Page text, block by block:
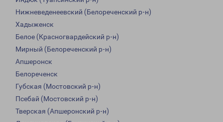
Нижневеденеевский (Белореченский р-н)
Хадыженск
Белое (Красногвардейский р-н)
Мирный (Белореченский р-н)
Апшеронск
Белореченск
Губская (Мостовский р-н)
Псебай (Мостовский р-н)
Тверская (Апшеронский р-н)